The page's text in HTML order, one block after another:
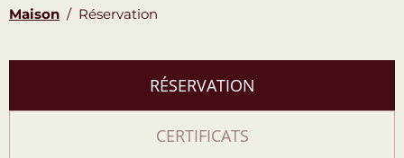
Maison / Réservation
RÉSERVATION
CERTIFICATS